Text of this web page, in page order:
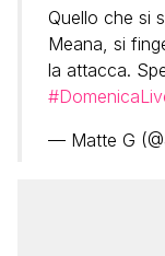
Quello che si
Meana, si
la attacca.
— Matte G